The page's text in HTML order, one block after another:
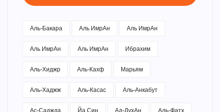
Аль-Бакара Аль ИмрАн
Аль ИмрАн
Аль ИмрАн
Аль ИмрАн
Ибрахим
Аль-Хиджр
Аль-Кахф
Марьям
Аль-Хаджж
Аль-Касас
Аль-Анкабут